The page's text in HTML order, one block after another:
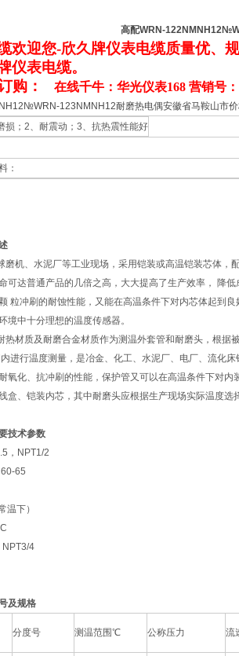
高配WRN-
欢迎您-欣久牌仪表电缆质量优、
仪表电缆。
购：
在线千牛：华光仪表168 营销号：
123NMNH12耐磨热电偶安徽省马鞍山市
损；2、耐震动；3、抗热震性能好
：
磨机、水泥厂等工业现场，采用铠装或高温铠装芯体，
可达普通产品的几倍之高，大大提高了生产效率， 降
粒冲刷的耐蚀性能，又能在高温条件下对内芯体起到
境中十分理想的温度传感器。
热材质及耐磨合金材质作为测温外套管和耐磨头，根据
进行温度测量，是冶金、化工、水泥厂、电厂、流化
氧化、抗冲刷的性能，保护管又可以在高温条件下对
盒、铠装内芯，其中耐磨头应根据生产现场实际温度
技术参数
，NPT1/2
65
温下）
NPT3/4
及规格
分度号 测温范围℃ 公称压力 流